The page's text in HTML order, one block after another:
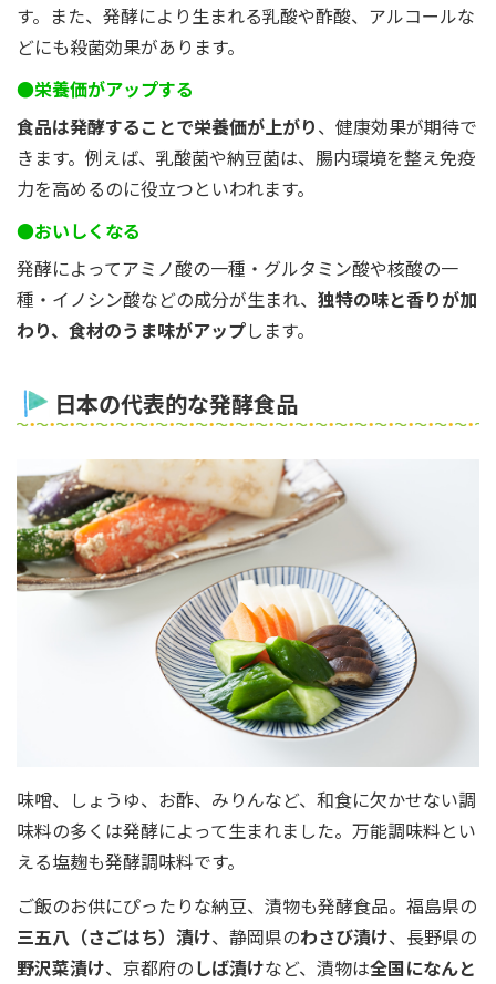
す。また、発酵により生まれる乳酸や酢酸、アルコールな
どにも殺菌効果があります。
●栄養価がアップする
食品は発酵することで栄養価が上がり、健康効果が期待で
きます。例えば、乳酸菌や納豆菌は、腸内環境を整え免疫
力を高めるのに役立つといわれます。
●おいしくなる
発酵によってアミノ酸の一種・グルタミン酸や核酸の一
種・イノシン酸などの成分が生まれ、 独特の味と香りが加
わり、食材のうま味がアップします。
日本の代表的な発酵食品
味噌、しょうゆ、お酢、みりんなど、和食に欠かせない調
味料の多くは発酵によって生まれました。万能調味料とい
える塩麹も発酵調味料です。
ご飯のお供にぴったりな納豆、漬物も発酵食品。福島県の
三五八（さごはち）漬け、静岡県のわさび漬け、長野県の
野沢菜漬け、京都府のしば漬けなど、漬物は全国になんと